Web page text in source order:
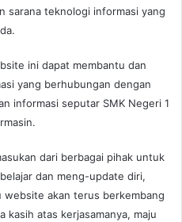
sarana teknologi informasi yang
ini dapat membantu dan
yang berhubungan dengan
informasi seputar SMK Negeri 1
dari berbagai pihak untuk
dan meng-update diri,
akan terus berkembang
kasih atas kerjasamanya, maju